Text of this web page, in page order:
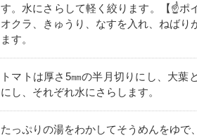
す。水にさらして軽く絞ります。【☝ポ
オクラ、きゅうり、なすを入れ、ねばり
ます。
トマトは厚さ5㎜の半月切りにし、大葉
にし、それぞれ水にさらします。
たっぷりの湯をわかしてそうめんをゆで